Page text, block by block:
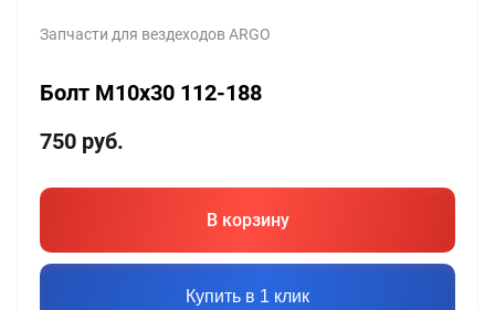
Запчасти для вездеходов ARGO
Болт M10х30 112-188
750 руб.
В корзину
Купить в 1 клик